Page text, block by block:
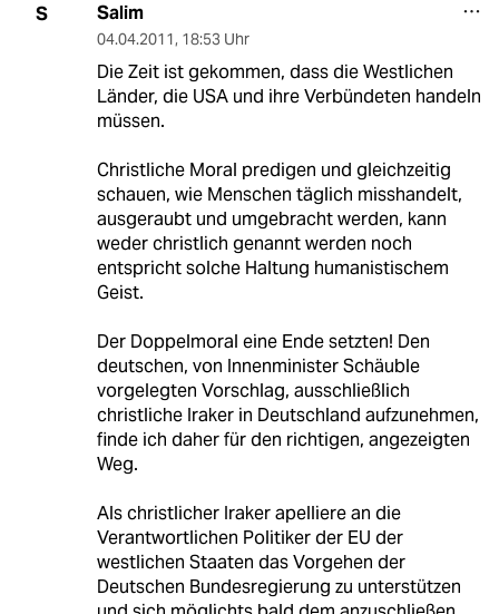
S Salim
04.04.2011, 18:53 Uhr
Die Zeit ist gekommen, dass die Westlichen
Länder, die USA und ihre Verbündeten handeln
müssen.
Christliche Moral predigen und gleichzeitig
schauen, wie Menschen täglich misshandelt,
ausgeraubt und umgebracht werden, kann
weder christlich genannt werden noch
entspricht solche Haltung humanistischem
Geist.
Der Doppelmoral eine Ende setzten! Den
deutschen, von Innenminister Schäuble
vorgelegten Vorschlag, ausschließlich
christliche Iraker in Deutschland aufzunehmen,
finde ich daher für den richtigen, angezeigten
Weg.
Als christlicher Iraker apelliere an die
Verantwortlichen Politiker der EU der
westlichen Staaten das Vorgehen der
Deutschen Bundesregierung zu unterstützen